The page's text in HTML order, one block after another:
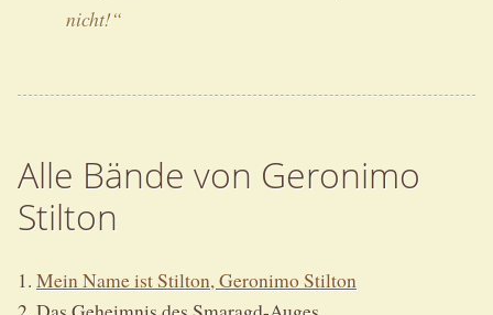
nicht!“
Alle Bände von Geronimo
Stilton
1. Mein Name ist Stilton, Geronimo Stilton